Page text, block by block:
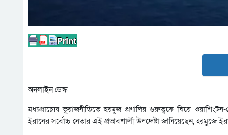
অনলাইন ডেস্ক
মধ্যপ্রাচ্যের ভূরাজনীতিতে হরমুজ প্রণালির গুরুত্বকে ঘিরে
ইরানের সর্বোচ্চ নেতার এই প্রভাবশালী উপদেষ্টা জানিয়েছেন, হরমুজে